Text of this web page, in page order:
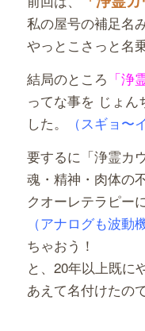
私の屋号の補足名
やっとこさっと名
結局のところ 「浄
ってな事を じょん
した。
（スギョ〜
要するに「浄霊カ
魂・精神・肉体の
クオーレテラピー
（アナログも波動
ちゃおう！
と、20年以上既に
あえて名付けたの